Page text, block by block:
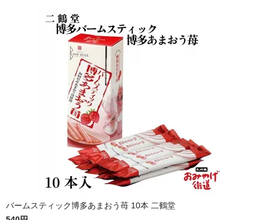
バームスティック博多あまおう苺 10本 二鶴堂